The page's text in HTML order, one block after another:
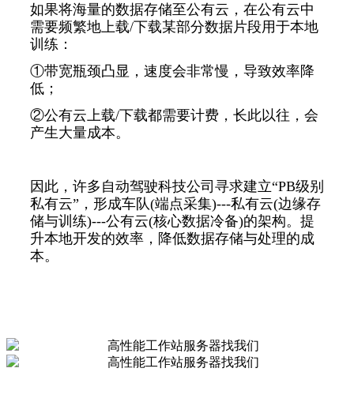
如果将海量的数据存储至公有云，在公有云中
需要频繁地上载/下载某部分数据片段用于本地
训练：
①带宽瓶颈凸显，速度会非常慢，导致效率降
低；
②公有云上载/下载都需要计费，长此以往，会
产生大量成本。
因此，许多自动驾驶科技公司寻求建立“PB级别
私有云”，形成车队(端点采集)---私有云(边缘存
储与训练)---公有云(核心数据冷备)的架构。提
升本地开发的效率，降低数据存储与处理的成
本。